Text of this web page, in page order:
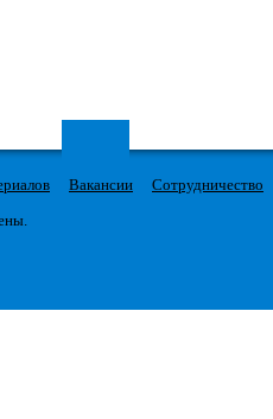
Вакансии Сотрудничество